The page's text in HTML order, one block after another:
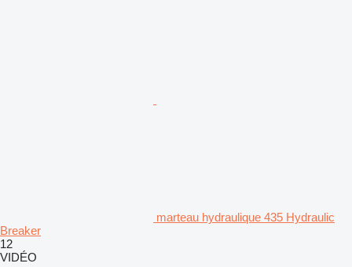
marteau hydraulique 435 Hydraulic
Breaker
12
VIDÉO